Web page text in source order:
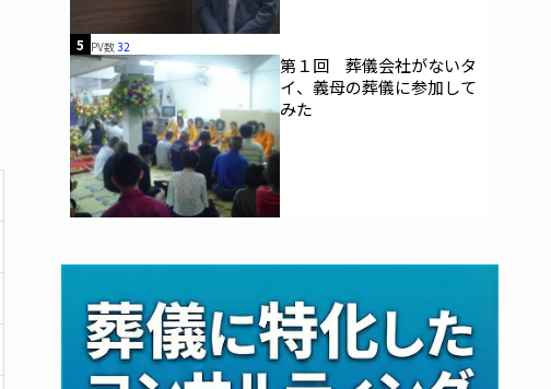
5 PV数32
第１回 葬儀会社がないタ
イ、義母の葬儀に参加して
みた